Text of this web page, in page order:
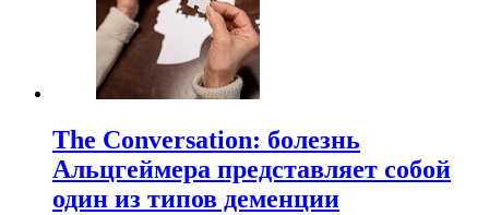
The Conversation: болезнь
Альцгеймера представляет собой
один из типов деменции